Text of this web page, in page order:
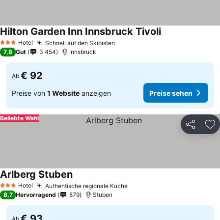
3 SterneHotel Schnell auf den Skipisten
Hilton Garden Inn Innsbruck TivoliPreise sehen
7,8 Gut 3 454 Innsbruck
Ab € 92
Preise von 1 Website anzeigen Preise sehen
Teilen
Beliebte Wahl
3 SterneHotel Authentische regionale KüchePreise sehen
Arlberg StubenPreise sehen
8,7 Hervorragend 879 Stuben
Ab